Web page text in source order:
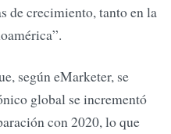
de crecimiento, tanto en la
según eMarketer, se
global se incrementó
con 2020, lo que